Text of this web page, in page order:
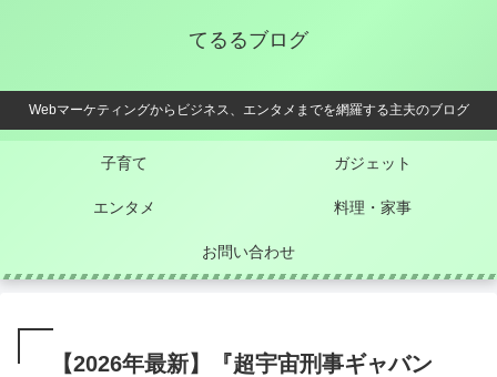
てるるブログ
Webマーケティングからビジネス、エンタメまでを網羅する主夫のブログ
子育て ガジェット
エンタメ 料理・家事
お問い合わせ
【2026年最新】『超宇宙刑事ギャバン